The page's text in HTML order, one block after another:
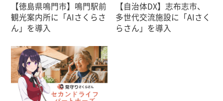
【徳島県鳴門市】鳴門駅前
観光案内所に「AIさくらさ
ん」を導入
【自治体DX】志布志市、
多世代交流施設に「AIさく
らさん」を導入